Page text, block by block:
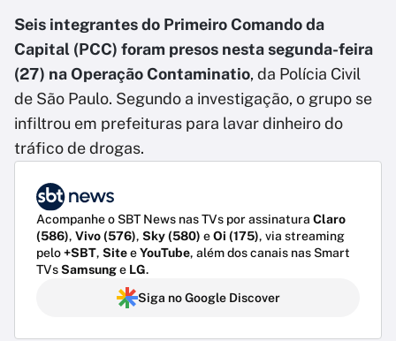
Seis integrantes do Primeiro Comando da
Capital (PCC) foram presos nesta segunda-feira
(27) na Operação Contaminatio, da Polícia Civil
de São Paulo. Segundo a investigação, o grupo se
infiltrou em prefeituras para lavar dinheiro do
tráfico de drogas.
Acompanhe o SBT News nas TVs por assinatura Claro
(586), Vivo (576), Sky (580) eOi (175), via streaming
pelo+SBT, SiteeYouTube, além dos canais nas Smart
TVsSamsunge LG.
Siga no Google Discover